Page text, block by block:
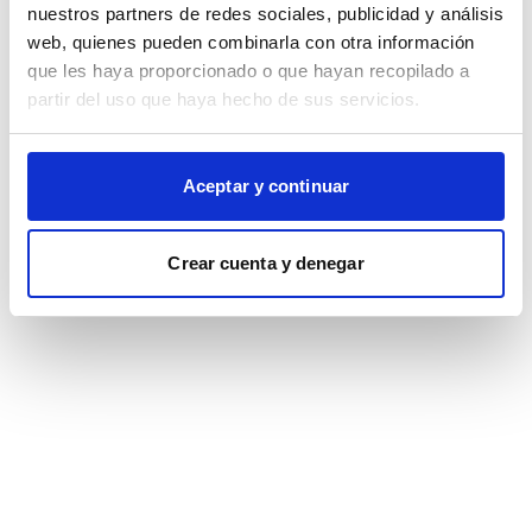
nuestros partners de redes sociales, publicidad y análisis
web, quienes pueden combinarla con otra información
que les haya proporcionado o que hayan recopilado a
partir del uso que haya hecho de sus servicios.
Aceptar y continuar
Crear cuenta y denegar
browser console for more information).